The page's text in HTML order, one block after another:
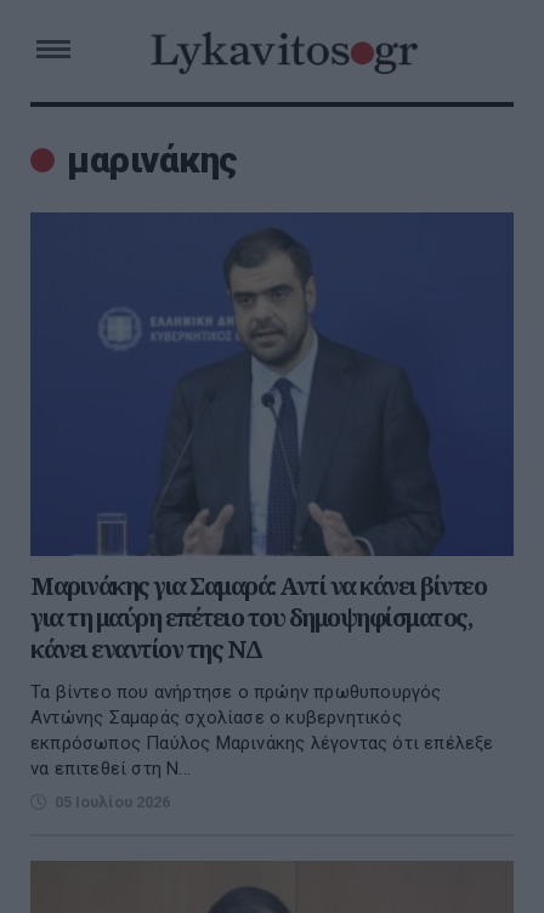
μαρινάκης
Μαρινάκης για Σαμαρά: Αντί να κάνει βίντεο
για τη μαύρη επέτειο του δημοψηφίσματος,
κάνει εναντίον της ΝΔ
Τα βίντεο που ανήρτησε ο πρώην πρωθυπουργός
Αντώνης Σαμαράς σχολίασε ο κυβερνητικός
εκπρόσωπος Παύλος Μαρινάκης λέγοντας ότι επέλεξε
να επιτεθεί στη Ν...
05 Ιουλίου 2026